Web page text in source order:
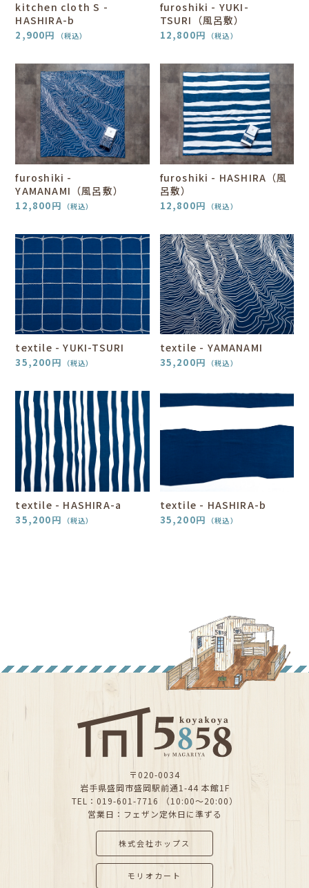
kitchen cloth S -
HASHIRA-b
2,900円 （税込）
furoshiki - YUKI-
TSURI（風呂敷）
12,800円 （税込）
furoshiki -
YAMANAMI（風呂敷）
12,800円 （税込）
furoshiki - HASHIRA（風
呂敷）
12,800円 （税込）
textile - YUKI-TSURI
35,200円 （税込）
textile - YAMANAMI
35,200円 （税込）
textile - HASHIRA-a
35,200円 （税込）
textile - HASHIRA-b
35,200円 （税込）
〒020-0034
岩手県盛岡市盛岡駅前通1-44 本館1F
TEL：019-601-7716 （10:00～20:00）
営業日：フェザン定休日に準ずる
株式会社ホップス
モリオカート